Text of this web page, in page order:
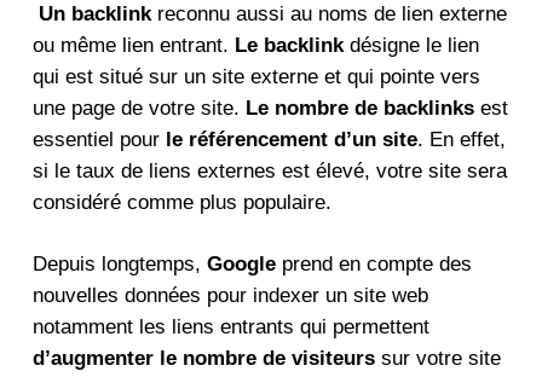
Un backlinkreconnu aussi au noms de lien externe
ou même lien entrant. Le backlinkdésigne le lien
qui est situé sur un site externe et qui pointe vers
une page de votre site. Le nombre de backlinksest
essentiel pour le référencement d’un site. En effet,
si le taux de liens externes est élevé, votre site sera
considéré comme plus populaire.
Depuis longtemps, Googleprend en compte des
nouvelles données pour indexer un site web
notamment les liens entrants qui permettent
d’augmenter le nombre de visiteurssur votre site